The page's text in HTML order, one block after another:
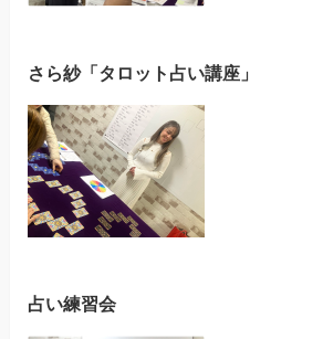
さら紗「タロット占い講座」
占い練習会